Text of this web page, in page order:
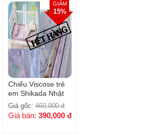
GIẢM
15%
Chiếu Viscose trẻ
em Shikada Nhật
Bản
Giá gốc: 460,000 đ
Giá bán: 390,000 đ